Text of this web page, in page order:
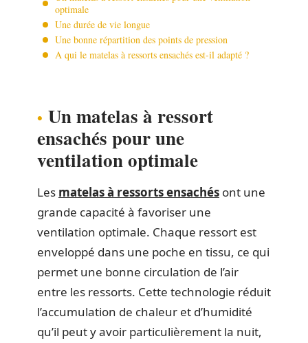
optimale
Une durée de vie longue
Une bonne répartition des points de pression
A qui le matelas à ressorts ensachés est-il adapté ?
Un matelas à ressort
ensachés pour une
ventilation optimale
Les matelas à ressorts ensachés ont une
grande capacité à favoriser une
ventilation optimale. Chaque ressort est
enveloppé dans une poche en tissu, ce qui
permet une bonne circulation de l’air
entre les ressorts. Cette technologie réduit
l’accumulation de chaleur et d’humidité
qu’il peut y avoir particulièrement la nuit,